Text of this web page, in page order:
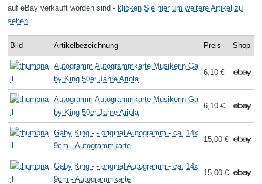
auf eBay verkauft worden sind - klicken Sie hier um weitere Artikel zu
sehen
Bild Artikelbezeichnung Preis Shop
Autogramm Autogrammkarte Musikerin Ga
by King 50er Jahre Ariola
6,10 €
Autogramm Autogrammkarte Musikerin Ga
by King 50er Jahre Ariola
6,10 €
Gaby King - - original Autogramm - ca. 14x
9cm - Autogrammkarte
15,00 €
Gaby King - - original Autogramm - ca. 14x
9cm - Autogrammkarte
15,00 €